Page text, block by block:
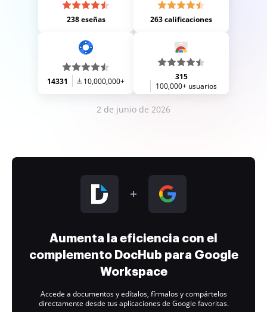
238 eseñas 263 calificaciones
14331 10,000,000+
315
100,000+ usuarios
2 de junio de 2026
Aumenta la eficiencia con el
complemento DocHub para Google
Workspace
Accede a documentos y edítalos, fírmalos y compártelos
directamente desde tus aplicaciones de Google favoritas.